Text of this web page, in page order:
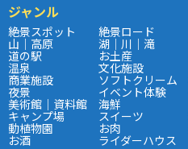
ジャンル
絶景スポット 絶景ロード
山｜高原 湖｜川｜滝
道の駅 お土産
温泉 文化施設
商業施設 ソフトクリーム
夜景 イベント体験
美術館｜資料館 海鮮
キャンプ場 スイーツ
動植物園 お肉
お酒 ライダーハウス